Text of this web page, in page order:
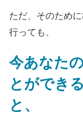
ただ、そのために
行っても、
今あなた
とができ
と、